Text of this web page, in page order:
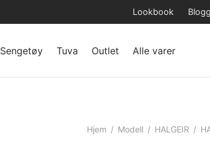
Lookbook Blogg
Sengetøy Tuva Outlet Alle varer
Hjem / Modell / HALGEIR /